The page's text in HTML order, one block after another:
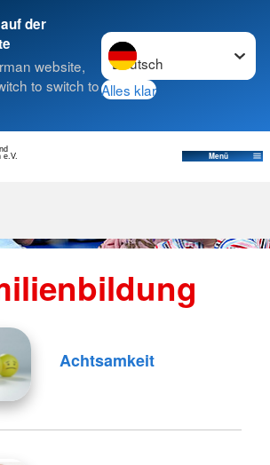
der
website,
to switch to
Sprache wechseln zu
Alles klar
e.V. Menü
Achtsamkeit